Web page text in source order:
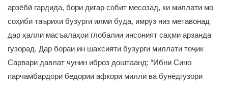
арзёбӣ гардида, бори дигар собит месозад, ки миллати мо
соҳиби таърихи бузурги илмӣ буда, имрӯз низ метавонад
дар ҳалли масъалаҳои глобалии инсоният саҳми арзанда
гузорад. Дар бораи ин шахсияти бузурги миллати тоҷик
Сарвари давлат чунин иброз доштаанд: “Ибни Сино
парчамбардори бедории афкори миллӣ ва бунёдгузори